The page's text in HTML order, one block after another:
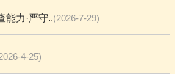
能力·严守..(2026-7-29)
4-25)